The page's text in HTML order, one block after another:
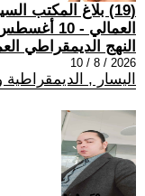
(19) بلاغ المكتب
العمالي - 10 أغسطس، 2026
النهج الديمقراطي
2026 / 8 / 10
اليسار ,